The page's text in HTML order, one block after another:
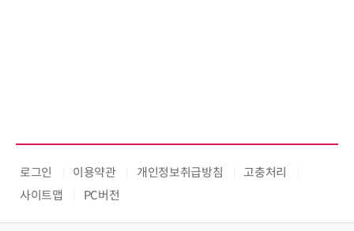
로그인 이용약관 개인정보취급방침
고충처리
사이트맵
PC버전